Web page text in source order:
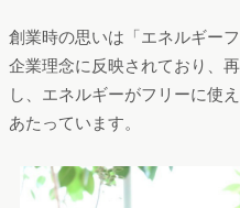
創業時の思いは「エネルギー
企業理念に反映されており、
し、エネルギーがフリーに使
あたっています。